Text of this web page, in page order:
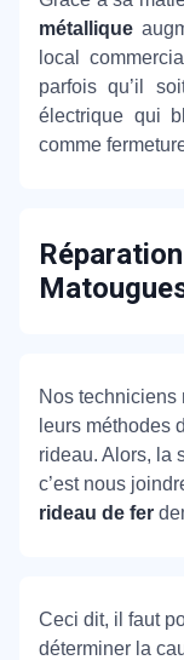
métallique
local
parfois qu’il
électrique qui
comme
Nos techniciens
leurs méthodes
rideau. Alors, la
c’est nous
rideau de fer
Ceci dit, il faut
déterminer la